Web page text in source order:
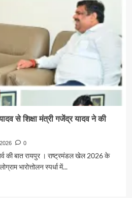
से शिक्षा मंत्री गजेंद्र यादव ने की
0
की बात रायपुर । राष्ट्रमंडल खेल 2026 के
भारोत्तोलन स्पर्धा में...